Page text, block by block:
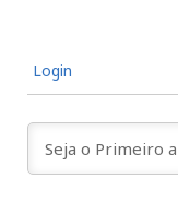
Login